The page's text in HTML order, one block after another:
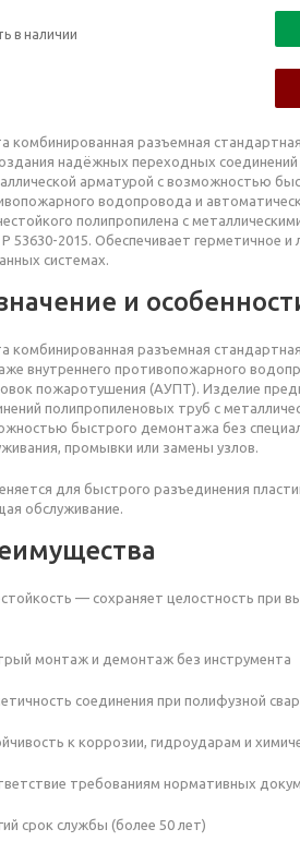
в наличии
комбинированная разъемная
надёжных переходных
арматурой с возможностью
водопровода и
полипропилена с
53630-2015. Обеспечивает герметичное и
системах.
и
комбинированная разъемная стандартная
внутреннего противопожарного
пожаротушения (АУПТ). Изделие
полипропиленовых труб с
быстрого демонтажа без
промывки или замены узлов.
для быстрого разъединения
обслуживание.
— сохраняет целостность при
монтаж и демонтаж без инструмента
соединения при полифузной
к коррозии, гидроударам и
требованиям нормативных
срок службы (более 50 лет)